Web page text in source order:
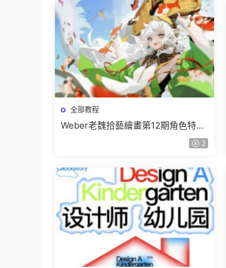
全部教程
Weber老魏拾藝繪畫第12期角色特訓
2